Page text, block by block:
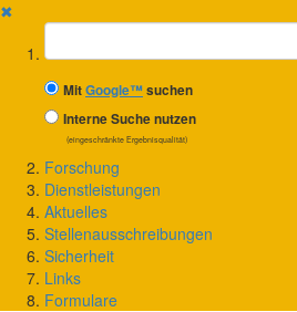
✖
Suchbegriff
MitGoogle™suchen
Interne Suche nutzen
(eingeschränkte Ergebnisqualität)
Forschung
Dienstleistungen
Aktuelles
Stellenausschreibungen
Sicherheit
Links
Formulare